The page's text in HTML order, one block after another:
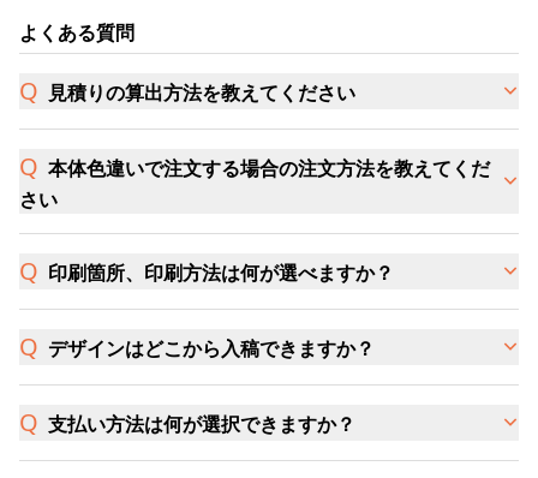
よくある質問
見積りの算出方法を教えてください
本体色違いで注文する場合の注文方法を教えてくだ
さい
印刷箇所、印刷方法は何が選べますか？
デザインはどこから入稿できますか？
支払い方法は何が選択できますか？